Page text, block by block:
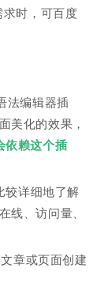
时，可百度
法编辑器插
美化的效果，
依赖这个插
较详细地了解
线、访问量、
章或页面创建